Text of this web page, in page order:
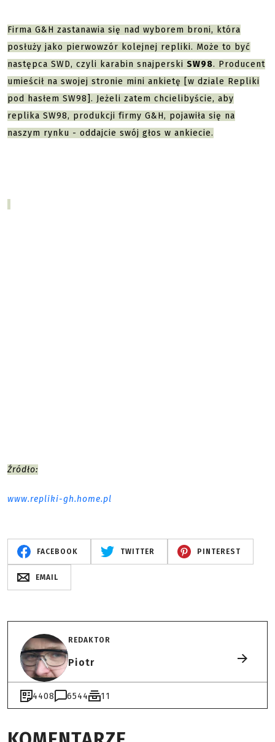
Firma G&H zastanawia się nad wyborem broni, która
posłuży jako pierwowzór kolejnej repliki. Może to być
następca SWD, czyli karabin snajperski SW98. Producent
umieścił na swojej stronie mini ankietę [w dziale Repliki
pod hasłem SW98]. Jeżeli zatem chcielibyście, aby
replika SW98, produkcji firmy G&H, pojawiła się na
naszym rynku - oddajcie swój głos w ankiecie.
Źródło:
www.repliki-gh.home.pl
FACEBOOK TWITTER PINTEREST
EMAIL
REDAKTOR
Piotr
4408 6544 11